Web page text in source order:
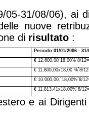
05-31/08/06), ai
nuove
di risultato :
Periodo 01/01/2006 - 31/
€ 12.600,00´18,00%´8/
€ 11.800,00x18,00 %´8/
€ 10.000,00.´18,00%´8/
€ 11.813,41x18,00%´8/
e ai